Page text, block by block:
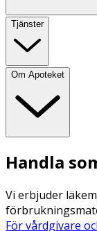
Tjänster
Om Apoteket
Handla
Vi erbjuder
För vårdgivare